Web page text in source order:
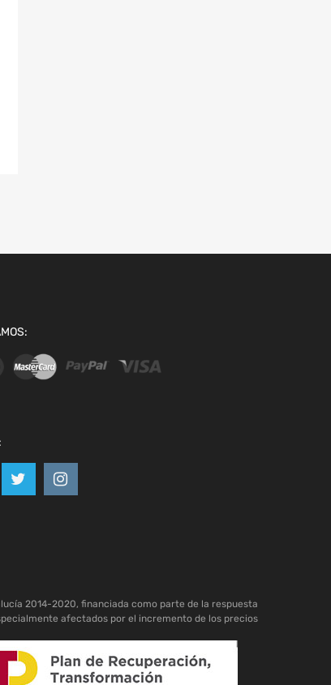
2014-2020, financiada como parte de la respuesta
afectados por el incremento de los precios